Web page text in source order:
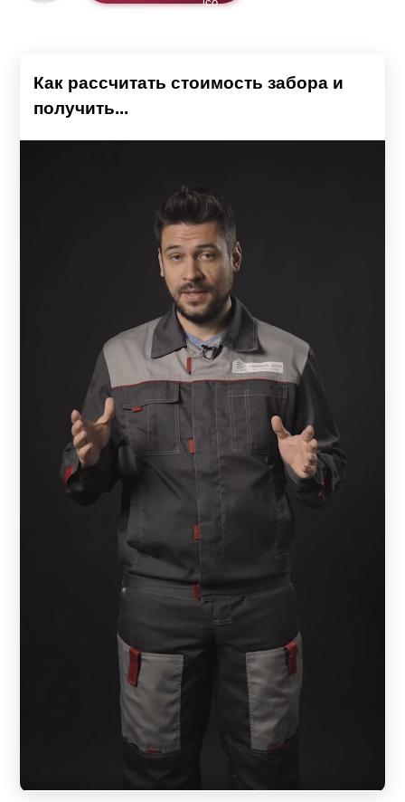
предварительных замеров каждого пролёта, высоты
Как рассчитать стоимость забора и
получить...